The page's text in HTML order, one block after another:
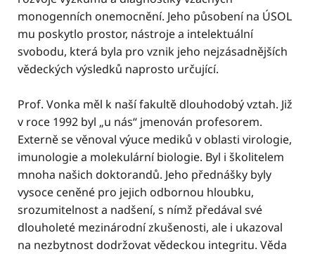
monogenních onemocnění. Jeho působení na ÚSOL
mu poskytlo prostor, nástroje a intelektuální
svobodu, která byla pro vznik jeho nejzásadnějších
vědeckých výsledků naprosto určující.
Prof. Vonka měl k naší fakultě dlouhodobý vztah. Již
v roce 1992 byl „u nás“ jmenován profesorem.
Externě se věnoval výuce mediků v oblasti virologie,
imunologie a molekulární biologie. Byl i školitelem
mnoha našich doktorandů. Jeho přednášky byly
vysoce ceněné pro jejich odbornou hloubku,
srozumitelnost a nadšení, s nímž předával své
dlouholeté mezinárodní zkušenosti, ale i ukazoval
na nezbytnost dodržovat vědeckou integritu. Věda